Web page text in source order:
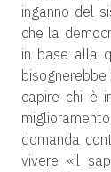
inganno del
che la
in base alla
capire chi è
domanda
vivere «il